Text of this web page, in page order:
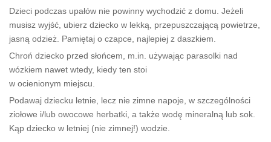
Dzieci podczas upałów nie powinny wychodzić z domu. Jeżeli
musisz wyjść, ubierz dziecko w lekką, przepuszczającą powietrze,
jasną odzież. Pamiętaj o czapce, najlepiej z daszkiem.
Chroń dziecko przed słońcem, m.in. używając parasolki nad
wózkiem nawet wtedy, kiedy ten stoi
w ocienionym miejscu.
Podawaj dziecku letnie, lecz nie zimne napoje, w szczególności
ziołowe i/lub owocowe herbatki, a także wodę mineralną lub sok.
Kąp dziecko w letniej (nie zimnej!) wodzie.